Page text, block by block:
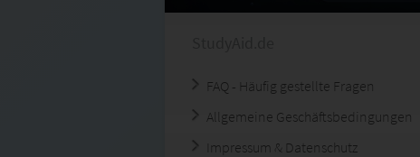
FAQ - Häufig gestellte Fragen
Allgemeine Geschäftsbedingungen
Impressum & Datenschutz